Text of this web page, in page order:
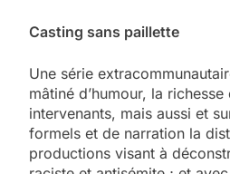
Casting sans paillette
Une série
mâtiné d’humour, la
intervenants, mais aussi et
formels et de narration la
productions visant à